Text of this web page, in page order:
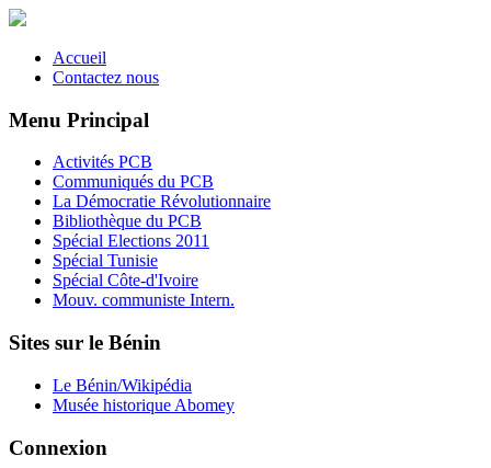
Accueil
Contactez nous
Menu Principal
Activités PCB
Communiqués du PCB
La Démocratie Révolutionnaire
Bibliothèque du PCB
Spécial Elections 2011
Spécial Tunisie
Spécial Côte-d'Ivoire
Mouv. communiste Intern.
Sites sur le Bénin
Le Bénin/Wikipédia
Musée historique Abomey
Connexion